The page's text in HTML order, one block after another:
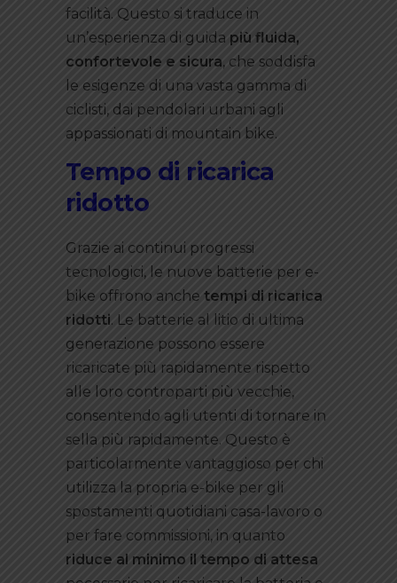
facilità. Questo si traduce in
un’esperienza di guida più fluida,
confortevole e sicura, che soddisfa
le esigenze di una vasta gamma di
ciclisti, dai pendolari urbani agli
appassionati di mountain bike.
Tempo di ricarica
ridotto
Grazie ai continui progressi
tecnologici, le nuove batterie per e-
bike offrono anche tempi di ricarica
ridotti. Le batterie al litio di ultima
generazione possono essere
ricaricate più rapidamente rispetto
alle loro controparti più vecchie,
consentendo agli utenti di tornare in
sella più rapidamente. Questo è
particolarmente vantaggioso per chi
utilizza la propria e-bike per gli
spostamenti quotidiani casa-lavoro o
per fare commissioni, in quanto
riduce al minimo il tempo di attesa